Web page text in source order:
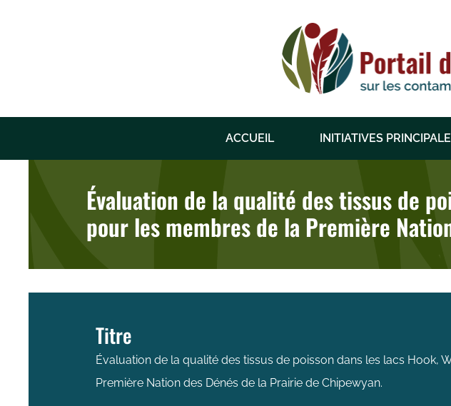
ACCUEIL INITIATIVES
Évaluation de la qualité des tissus de
pour les membres de la Première
Titre
Évaluation de la qualité des tissus de poisson dans les lacs Hook,
Première Nation des Dénés de la Prairie de Chipewyan.